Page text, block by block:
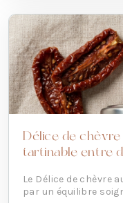
Délice de
tartinable entre
Le Délice de chèvre
par un équilibre